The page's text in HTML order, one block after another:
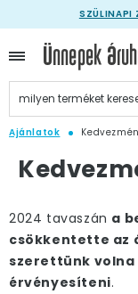
SZÜLINAPI
Ajánlatok
2024 tavaszán a
csökkentette az
szerettünk volna
érvényesíteni.